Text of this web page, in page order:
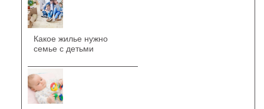
Какое жилье нужно
семье с детьми